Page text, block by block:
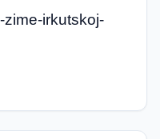
irkutskoj-